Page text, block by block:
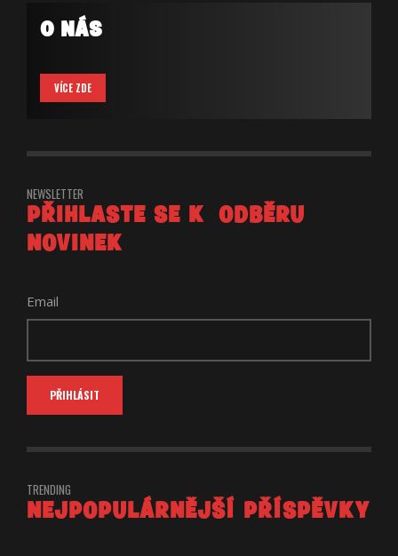
O NÁS
VÍCE ZDE
NEWSLETTER
PŘIHLASTE SE K ODBĚRU
NOVINEK
Email
TRENDING
NEJPOPULÁRNĚJŠÍ PŘÍSPĚVKY